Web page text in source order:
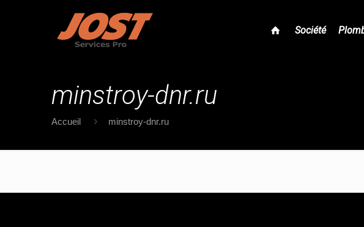
Société
minstroy-dnr.ru
Accueil minstroy-dnr.ru